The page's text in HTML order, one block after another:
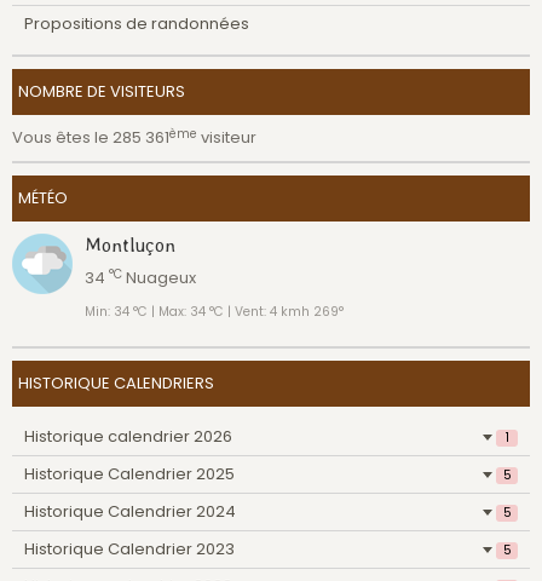
Propositions de randonnées
NOMBRE DE VISITEURS
Vous êtes le 285 361ème visiteur
MÉTÉO
Montluçon
34 °C Nuageux
Min: 34 °C | Max: 34 °C | Vent: 4 kmh 269°
HISTORIQUE CALENDRIERS
Historique calendrier 2026 1
Historique Calendrier 2025 5
Historique Calendrier 2024 5
Historique Calendrier 2023 5